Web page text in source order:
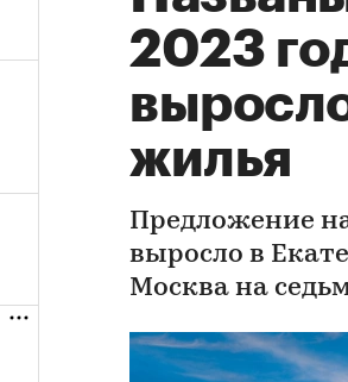
2023
жилья
Предложение
выросло в
Москва на